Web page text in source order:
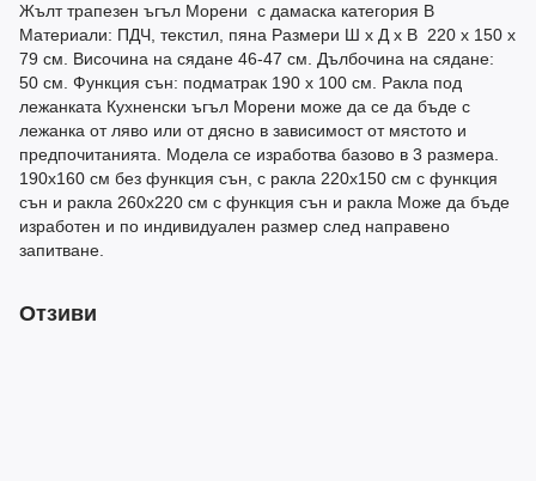
Жълт трапезен ъгъл Морени с дамаска категория B
Материали: ПДЧ, текстил, пяна Размери Ш х Д х В 220 х 150 х
79 см. Височина на сядане 46-47 см. Дълбочина на сядане:
50 см. Функция сън: подматрак 190 х 100 см. Ракла под
лежанката Кухненски ъгъл Морени може да се да бъде с
лежанка от ляво или от дясно в зависимост от мястото и
предпочитанията. Модела се изработва базово в 3 размера.
190х160 см без функция сън, с ракла 220х150 см с функция
сън и ракла 260х220 см с функция сън и ракла Може да бъде
изработен и по индивидуален размер след направено
запитване.
Отзиви